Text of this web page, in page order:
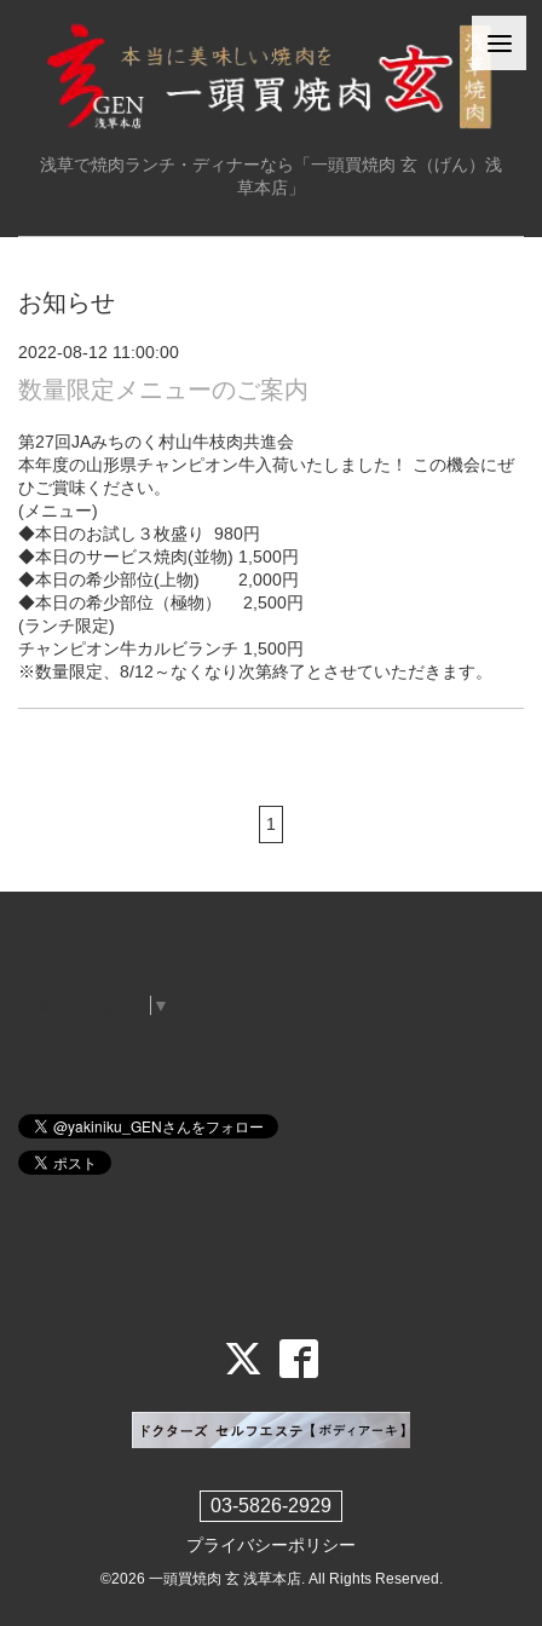
浅草で焼肉ランチ・ディナーなら「一頭買焼肉 玄（げん）浅
草本店」
お知らせ
2022-08-12 11:00:00
数量限定メニューのご案内
第27回JAみちのく村山牛枝肉共進会
本年度の山形県チャンピオン牛入荷いたしました！ この機会にぜ
ひご賞味ください。
(メニュー)
◆本日のお試し３枚盛り 980円
◆本日のサービス焼肉(並物) 1,500円
◆本日の希少部位(上物) 2,000円
◆本日の希少部位（極物） 2,500円
(ランチ限定)
チャンピオン牛カルビランチ 1,500円
※数量限定、8/12～なくなり次第終了とさせていただきます。
1
▼
03-5826-2929
プライバシーポリシー
©2026 一頭買焼肉 玄 浅草本店. All Rights Reserved.